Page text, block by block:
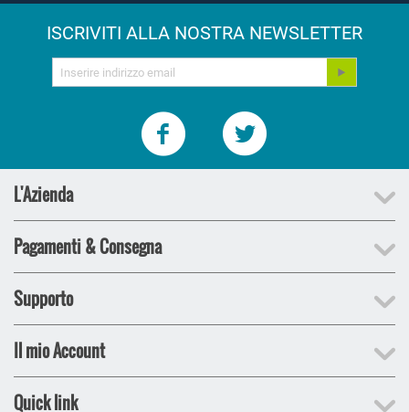
ISCRIVITI ALLA NOSTRA NEWSLETTER
L'Azienda
Pagamenti & Consegna
Supporto
Il mio Account
Quick link